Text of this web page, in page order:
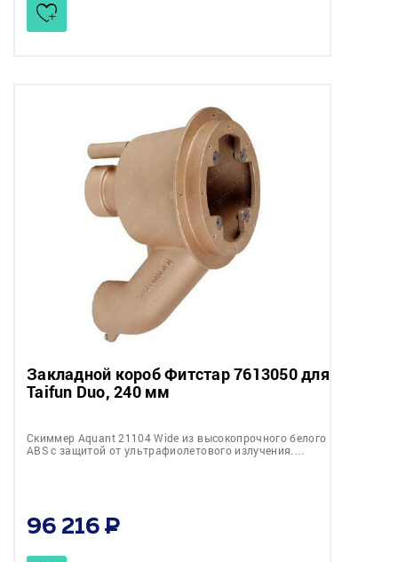
Закладной короб Фитстар 7613050 для
Taifun Duo, 240 мм
Скиммер Aquant 21104 Wide из высокопрочного белого
ABS с защитой от ультрафиолетового излучения.…
96 216